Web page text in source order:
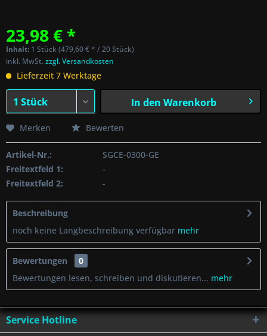
23,98 € *
Inhalt: 1 Stück (479,60 € * / 20 Stück)
inkl. MwSt.zzgl. Versandkosten
Lieferzeit 7 Werktage
In den Warenkorb
Merken Bewerten
Artikel-Nr.:
SGCE-0300-GE
Freitextfeld 1:
-
Freitextfeld 2:
-
Beschreibung
noch keine Langbeschreibung verfügbar mehr
Bewertungen
0
Bewertungen lesen, schreiben und diskutieren... mehr
Service Hotline